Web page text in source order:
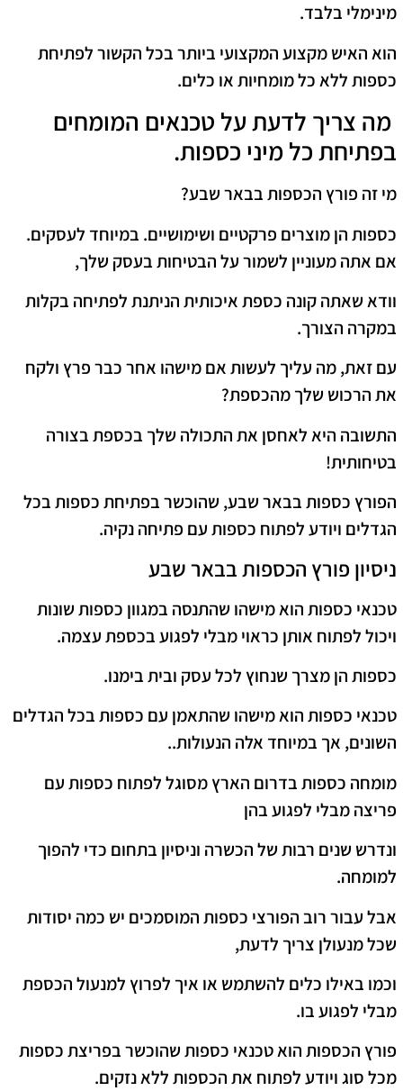
מינימלי בלבד.
הוא האיש מקצוע המקצועי ביותר בכל הקשור לפתיחת
כספות ללא כל מומחיות או כלים.
מה צריך לדעת על טכנאים המומחים
בפתיחת כל מיני כספות.
מי זה פורץ הכספות בבאר שבע?
כספות הן מוצרים פרקטיים ושימושיים. במיוחד לעסקים.
אם אתה מעוניין לשמור על הבטיחות בעסק שלך,
וודא שאתה קונה כספת איכותית הניתנת לפתיחה בקלות
במקרה הצורך.
עם זאת, מה עליך לעשות אם מישהו אחר כבר פרץ ולקח
את הרכוש שלך מהכספת?
התשובה היא לאחסן את התכולה שלך בכספת בצורה
בטיחותית!
הפורץ כספות בבאר שבע, שהוכשר בפתיחת כספות בכל
הגדלים ויודע לפתוח כספות עם פתיחה נקיה.
ניסיון פורץ הכספות בבאר שבע
טכנאי כספות הוא מישהו שהתנסה במגוון כספות שונות
ויכול לפתוח אותן כראוי מבלי לפגוע בכספת עצמה.
כספות הן מצרך שנחוץ לכל עסק ובית בימנו.
טכנאי כספות הוא מישהו שהתאמן עם כספות בכל הגדלים
השונים, אך במיוחד אלה הנעולות..
מומחה כספות בדרום הארץ מסוגל לפתוח כספות עם
פריצה מבלי לפגוע בהן
ונדרש שנים רבות של הכשרה וניסיון בתחום כדי להפוך
למומחה.
אבל עבור רוב הפורצי כספות המוסמכים יש כמה יסודות
שכל מנעולן צריך לדעת,
וכמו באילו כלים להשתמש או איך לפרוץ למנעול הכספת
מבלי לפגוע בו.
פורץ הכספות הוא טכנאי כספות שהוכשר בפריצת כספות
מכל סוג ויודע לפתוח את הכספות ללא נזקים.